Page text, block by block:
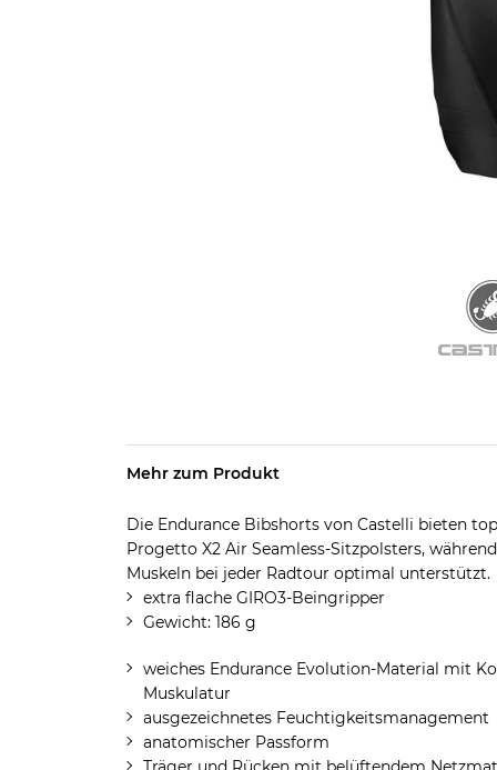
Mehr zum Produkt
Die Endurance Bibshorts von Castelli bieten
Progetto X2 Air Seamless-Sitzpolsters,
Muskeln bei jeder Radtour optimal unterstützt.
extra flache GIRO3-Beingripper
Gewicht: 186 g
weiches Endurance Evolution-Material mit
Muskulatur
ausgezeichnetes Feuchtigkeitsmanagement
anatomischer Passform